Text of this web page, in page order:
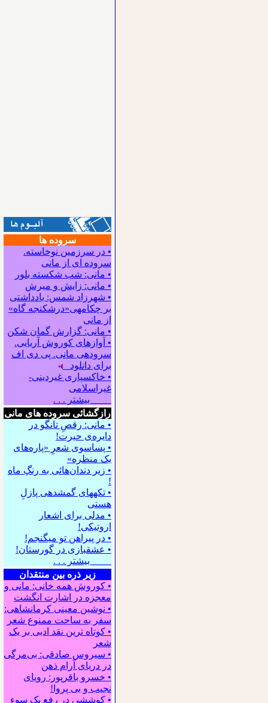
سروده ها
• در سرزمین نوخاسته.
سروده ای از مانی
• مانی: شب شکسته بلور
• مانی: زایش و میرش
• شهرزاد شمس: یادداشتی
بر چکامه‍ی«درشکنجه گاه»
از مانی
• مانی: گزارش گمان شکن
• آوازهای کوروش آریایی.
سروده‍ی مانی. پی دی اف
برای دانلود
• خاکسپاری غیردینی-
غیراسلامی
بیشتر . . .
رازگشائی سروده های مانی
• مانی: رقصِ تانگو در
دایره‌ی حیرت!
• پساسوی شعرِ «پاره‌های
یک منظره»
• زیر دندان‌هائی به رنگِ ماه
!
• تکه⁪های گمشده⁪ی پازلِ
هستی
• مدلی برای اشعار
اروتیکی!
• در پیراهن تو می⁪گنجم!
• عشقبازی در گورستان!
بیشتر . . .
زیر ذره بین منتقدان
• کوروش همه خانی: مانی و
معجزه در اشارت انگشت
• نوشین معینی کرمانشاهی:
سفر به ساحت ممنوع شعر
• کوتاه ترین نقد ادبی بر یک
شعر
• سیروس صادقی: بی‌مرگی
در دریای آرام ذهن
• خسرو باقرپور: ﺭوﻳﺎﻯ
ﻧﺠﻴﺐ ﻭ ﺑﻰ ﭘﺮﻭﺍ!
• کوششی در رفع یک سوء